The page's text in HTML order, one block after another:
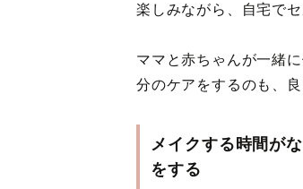
楽しみながら、自宅で
ママと赤ちゃんが一緒
分のケアをするのも、
メイクする時間が
をする